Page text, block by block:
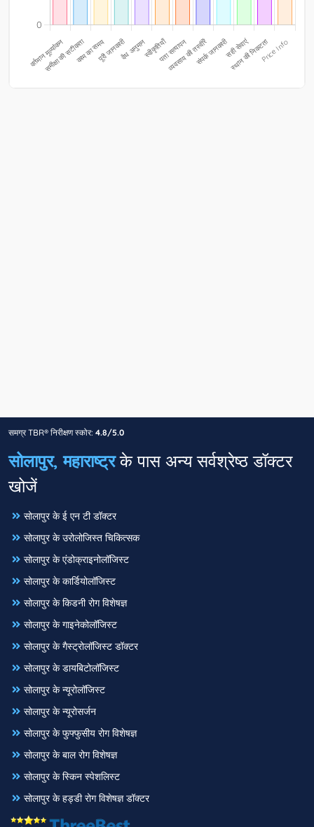
समग्र TBR® निरीक्षण स्कोर: 4.8/5.0
सोलापुर, महाराष्ट्रके पास अन्य सर्वश्रेष्ठ डॉक्टर
खोजें
सोलापुर के ई एन टी डॉक्टर
सोलापुर के उरोलोजिस्त चिकित्सक
सोलापुर के एंडोक्राइनोलॉजिस्ट
सोलापुर के कार्डियोलॉजिस्ट
सोलापुर के किडनी रोग विशेषज्ञ
सोलापुर के गाइनेकोलॉजिस्ट
सोलापुर के गैस्ट्रोलॉजिस्ट डॉक्टर
सोलापुर के डायबिटोलॉजिस्ट
सोलापुर के न्यूरोलॉजिस्ट
सोलापुर के न्यूरोसर्जन
सोलापुर के फुफ्फुसीय रोग विशेषज्ञ
सोलापुर के बाल रोग विशेषज्ञ
सोलापुर के स्किन स्पेशलिस्ट
सोलापुर के हड्डी रोग विशेषज्ञ डॉक्टर